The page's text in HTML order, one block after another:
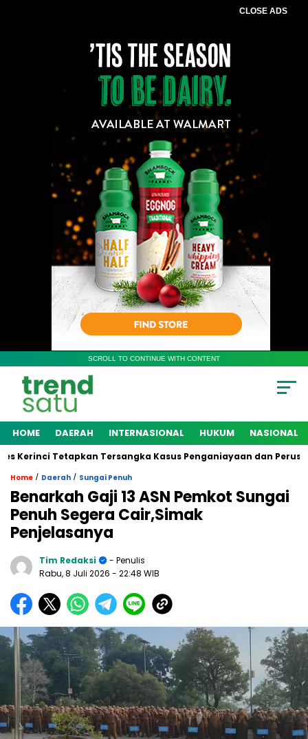
CLOSE ADS
SCROLL TO CONTINUE WITH CONTENT
HOME DAERAH INTERNASIONAL HUKUM NASIONAL
Tetapkan Tersangka Kasus Penganiayaan dan Perusakan
Home / Daerah / Sungai Penuh
Benarkah Gaji 13 ASN Pemkot Sungai
Penuh Segera Cair,Simak
Penjelasanya
Tim Redaksi
- Penulis
Rabu, 8 Juli 2026 - 22:48 WIB